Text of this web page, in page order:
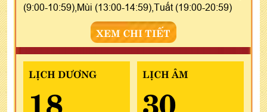
(9:00-10:59),Mùi (13:00-14:59),Tuất (19:00-20:59)
XEM CHI TIẾT
LỊCH DƯƠNG
18
LỊCH ÂM
30